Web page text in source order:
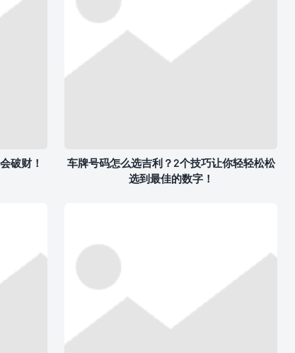
破财！
车牌号码怎么选吉利？2个技巧让你轻轻松松
选到最佳的数字！